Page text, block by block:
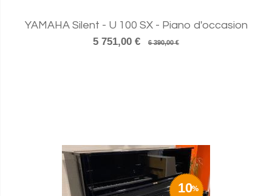
YAMAHA Silent - U 100 SX - Piano d'occasion
5 751,00 €
6 390,00 €
10